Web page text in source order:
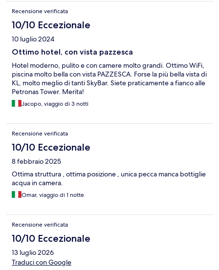
Recensione verificata
10/10 Eccezionale
10 luglio 2024
Ottimo hotel, con vista pazzesca
Hotel moderno, pulito e con camere molto grandi. Ottimo WiFi,
piscina molto bella con vista PAZZESCA. Forse la più bella vista di
KL, molto meglio di tanti SkyBar. Siete praticamente a fianco alle
Petronas Tower. Merita!
Jacopo, viaggio di 3 notti
Recensione verificata
10/10 Eccezionale
8 febbraio 2025
Ottima struttura , ottima posizione , unica pecca manca bottiglie
acqua in camera.
Omar, viaggio di 1 notte
Recensione verificata
10/10 Eccezionale
13 luglio 2026
Traduci con Google